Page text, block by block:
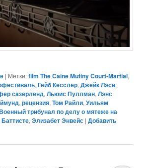
| Метки:film The Caine Mutiny Court-Martial,
,Гейб Кесслер,Джейк Лэси,
сазерленд,Льюис Пуллман,Лэнс
,рецензия,Том Райли,Уильям
трибунал по делу о мятеже на
,Элизабет Энвейс |Добавить